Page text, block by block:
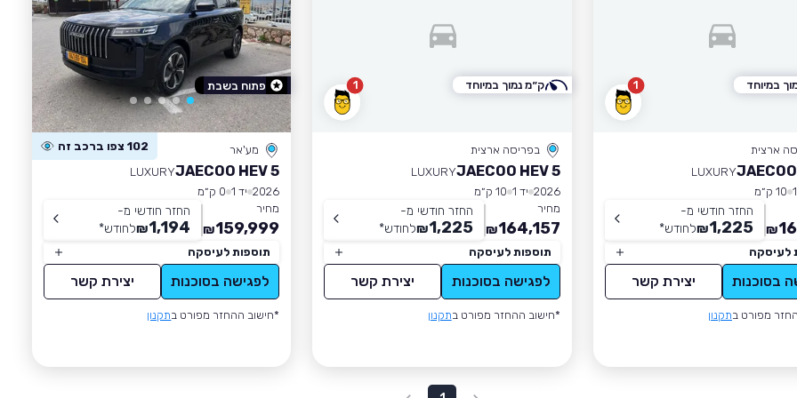
1
ארצית
LUXURY
10 ק״מ
₪
החזר חודשי מ-
1,225
₪לחודש*
לעיסקה
בסוכנות יצירת קשר
מפורט בתקנון
במיוחד 1
בפריסה ארצית
JAECOO HEV 5
LUXURY
2026 יד 1
10 ק״מ
מחיר
164,157
₪
החזר חודשי מ-
1,225
₪לחודש*
תוספות לעיסקה
לפגישה בסוכנות יצירת קשר
*חישוב ההחזר מפורט בתקנון
ק״מ נמוך במיוחד
מע'אר 102 צפו ברכב זה
JAECOO HEV 5
LUXURY
2026 יד 1
0 ק״מ
מחיר
159,999
₪
החזר חודשי מ-
1,194
₪לחודש*
תוספות לעיסקה
לפגישה בסוכנות יצירת קשר
*חישוב ההחזר מפורט בתקנון
פתוח בשבת